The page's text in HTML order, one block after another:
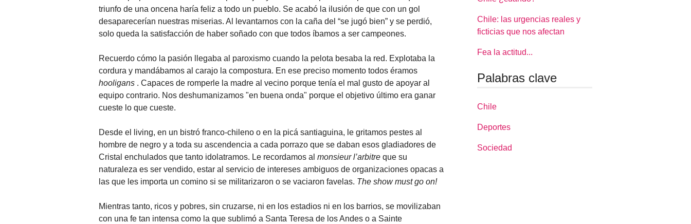
triunfo de una oncena haría feliz a todo un pueblo. Se acabó la ilusión de que con un gol
desaparecerían nuestras miserias. Al levantarnos con la caña del “se jugó bien” y se perdió,
solo queda la satisfacción de haber soñado con que todos íbamos a ser campeones.
Recuerdo cómo la pasión llegaba al paroxismo cuando la pelota besaba la red. Explotaba la
cordura y mandábamos al carajo la compostura. En ese preciso momento todos éramos
hooligans . Capaces de romperle la madre al vecino porque tenía el mal gusto de apoyar al
equipo contrario. Nos deshumanizamos "en buena onda" porque el objetivo último era ganar
cueste lo que cueste.
Desde el living, en un bistró franco-chileno o en la picá santiaguina, le gritamos pestes al
hombre de negro y a toda su ascendencia a cada porrazo que se daban esos gladiadores de
Cristal enchulados que tanto idolatramos. Le recordamos al monsieur l’arbitre que su
naturaleza es ser vendido, estar al servicio de intereses ambiguos de organizaciones opacas a
las que les importa un comino si se militarizaron o se vaciaron favelas. The show must go on!
Mientras tanto, ricos y pobres, sin cruzarse, ni en los estadios ni en los barrios, se movilizaban
con una fe tan intensa como la que sublimó a Santa Teresa de los Andes o a Sainte
Chile: las urgencias reales y
ficticias que nos afectan
Fea la actitud...
Palabras clave
Chile
Deportes
Sociedad